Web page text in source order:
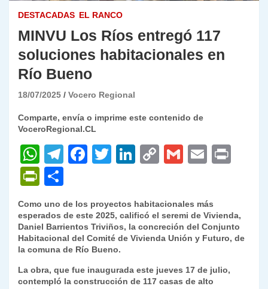
DESTACADAS EL RANCO
MINVU Los Ríos entregó 117
soluciones habitacionales en
Río Bueno
18/07/2025 Vocero Regional
Comparte, envía o imprime este contenido de
VoceroRegional.CL
W
h
at
s
A
p
p
T
gr
a
m
F
e
b
o
o
T
er
Li
e
dI
C
y
Li
k
G
l
E
l
P
nt
Fr
ie
n
o
m
p
ar
tir
Como uno de los proyectos habitacionales más
esperados de este 2025, calificó el seremi de Vivienda,
Daniel Barrientos Triviños, la concreción del Conjunto
Habitacional del Comité de Vivienda Unión y Futuro, de
la comuna de Río Bueno.
La obra, que fue inaugurada este jueves 17 de julio,
contempló la construcción de 117 casas de alto